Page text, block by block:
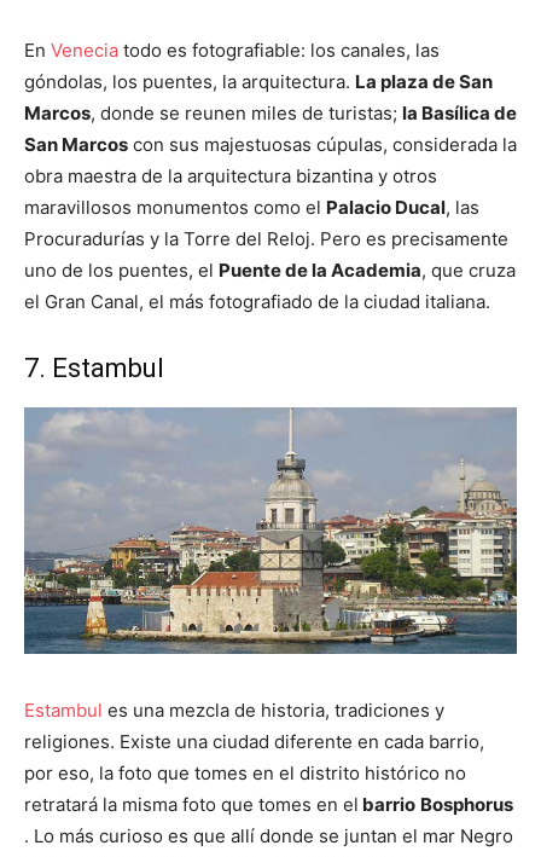
En Venecia todo es fotografiable: los canales, las
góndolas, los puentes, la arquitectura. La plaza de San
Marcos, donde se reunen miles de turistas; la Basílica de
San Marcos con sus majestuosas cúpulas, considerada la
obra maestra de la arquitectura bizantina y otros
maravillosos monumentos como el Palacio Ducal, las
Procuradurías y la Torre del Reloj. Pero es precisamente
uno de los puentes, el Puente de la Academia, que cruza
el Gran Canal, el más fotografiado de la ciudad italiana.
7. Estambul
Estambul es una mezcla de historia, tradiciones y
religiones. Existe una ciudad diferente en cada barrio,
por eso, la foto que tomes en el distrito histórico no
retratará la misma foto que tomes en el barrio Bosphorus
. Lo más curioso es que allí donde se juntan el mar Negro